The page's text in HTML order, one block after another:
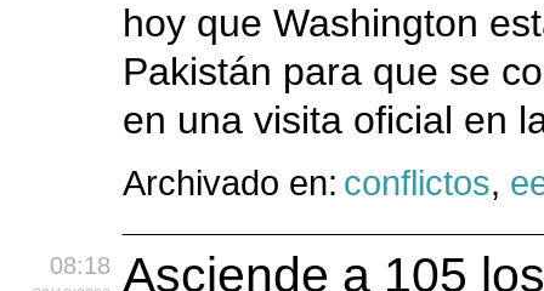
hoy que Washington
Pakistán para que se
en una visita oficial en
Archivado en: conflictos,
08:18 Asciende a 105